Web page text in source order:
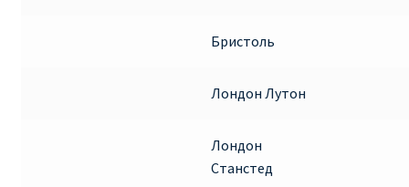
Бристоль
Лондон Лутон
Лондон
Станстед